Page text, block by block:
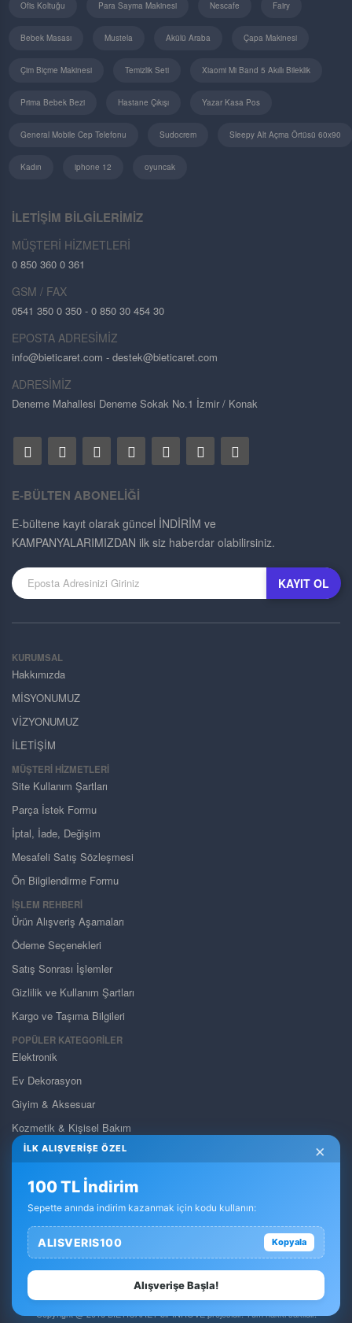
Ofis Koltuğu Para Sayma Makinesi Nescafe Fairy
Bebek Masası Mustela Akülü Araba Çapa Makinesi
Çim Biçme Makinesi Temizlik Seti Xiaomi Mi Band 5 Akıllı Bileklik
Prima Bebek Bezi Hastane Çıkışı Yazar Kasa Pos
General Mobile Cep Telefonu Sudocrem Sleepy Alt Açma Örtüsü 60x90
Kadın iphone 12 oyuncak
İLETİŞİM BİLGİLERİMİZ
MÜŞTERİ HİZMETLERİ
0 850 360 0 361
GSM / FAX
0541 350 0 350 - 0 850 30 454 30
EPOSTA ADRESİMİZ
info@bieticaret.com - destek@bieticaret.com
ADRESİMİZ
Deneme Mahallesi Deneme Sokak No.1 İzmir / Konak
E-BÜLTEN ABONELİĞİ
E-bültene kayıt olarak güncel İNDİRİM ve
KAMPANYALARIMIZDAN ilk siz haberdar olabilirsiniz.
KAYIT OL
KURUMSAL
Hakkımızda
MİSYONUMUZ
VİZYONUMUZ
İLETİŞİM
MÜŞTERI HIZMETLERI
Site Kullanım Şartları
Parça İstek Formu
İptal, İade, Değişim
Mesafeli Satış Sözleşmesi
Ön Bilgilendirme Formu
İŞLEM REHBERİ
Ürün Alışveriş Aşamaları
Ödeme Seçenekleri
Satış Sonrası İşlemler
Gizlilik ve Kullanım Şartları
Kargo ve Taşıma Bilgileri
POPÜLER KATEGORİLER
Elektronik
Ev Dekorasyon
Giyim & Aksesuar
Kozmetik & Kişisel Bakım
Pet Shop
Takı & Gözlük & Saat
Yapı Market & Bahçe
Anne & Bebek & Oyuncak
Dolar Ürün Kategorisi
Copyright @ 2018 BİETİCARET bir INROVE projesidir. Tüm hakkı saklıdır.
×
İLK ALIŞVERİŞE ÖZEL
100 TL İndirim
Sepette anında indirim kazanmak için kodu kullanın:
ALISVERIS100 Kopyala
Alışverişe Başla!